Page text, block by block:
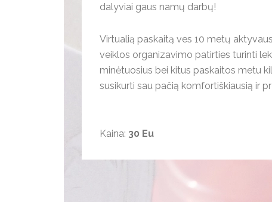
dalyviai gaus namų darbų!
Virtualią paskaitą ves 10 metų
veiklos organizavimo patirties turinti
minėtuosius bei kitus paskaitos metu
susikurti sau pačią komfortiškiausią ir
Kaina: 30 Eu